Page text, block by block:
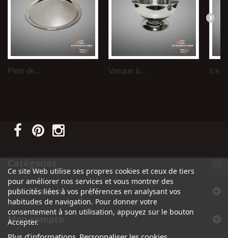
Ce site Web utilise ses propres cookies et ceux de tiers
pour améliorer nos services et vous montrer des
publicités liées à vos préférences en analysant vos
habitudes de navigation. Pour donner votre
consentement à son utilisation, appuyez sur le bouton
Accepter.
Plats de... Vasque à... Ice
Informations
Mon compte